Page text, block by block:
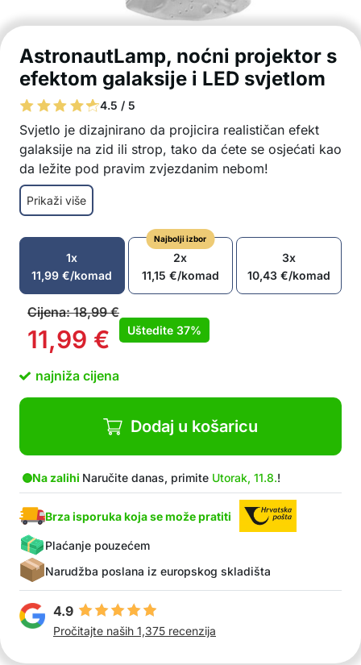
AstronautLamp, noćni projektor s
efektom galaksije i LED svjetlom
4.5 / 5
Svjetlo je dizajnirano da projicira realističan efekt
galaksije na zid ili strop, tako da ćete se osjećati kao
da ležite pod pravim zvjezdanim nebom!
Široki snop osvjetljava sobu pod kutom od 230°
Jednostavno punjenje putem USB kabla
Senzor koji radi s jednim mahanjem ruke
Uključeni daljinski upravljač omogućuje
podešavanje snage, vrste i boje svjetla
Ugrađeni tajmer
LED svjetlo se automatski isključuje nakon 45 ili
90 minuta
Rotirajuća glava i ruka
U paketu: 1x projektor s LED svjetlom, 1x USB
kabel, 1x daljinski upravljač
Prikaži više
1x
11,99€/komad
Najbolji izbor
2x
11,15 €/komad
3x
10,43€/komad
Cijena:18,99€
11,99 € Uštedite 37%
najniža cijena
Dodaj u košaricu
Na zalihi Naručite danas, primite Utorak, 11.8.!
Brza isporuka koja se može pratiti
Plaćanje pouzećem
Narudžba poslana iz europskog skladišta
4.9
Pročitajte naših 1,375 recenzija